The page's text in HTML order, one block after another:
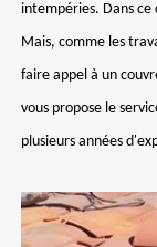
intempéries. Dans
Mais, comme les
faire appel à un
vous propose le
plusieurs années